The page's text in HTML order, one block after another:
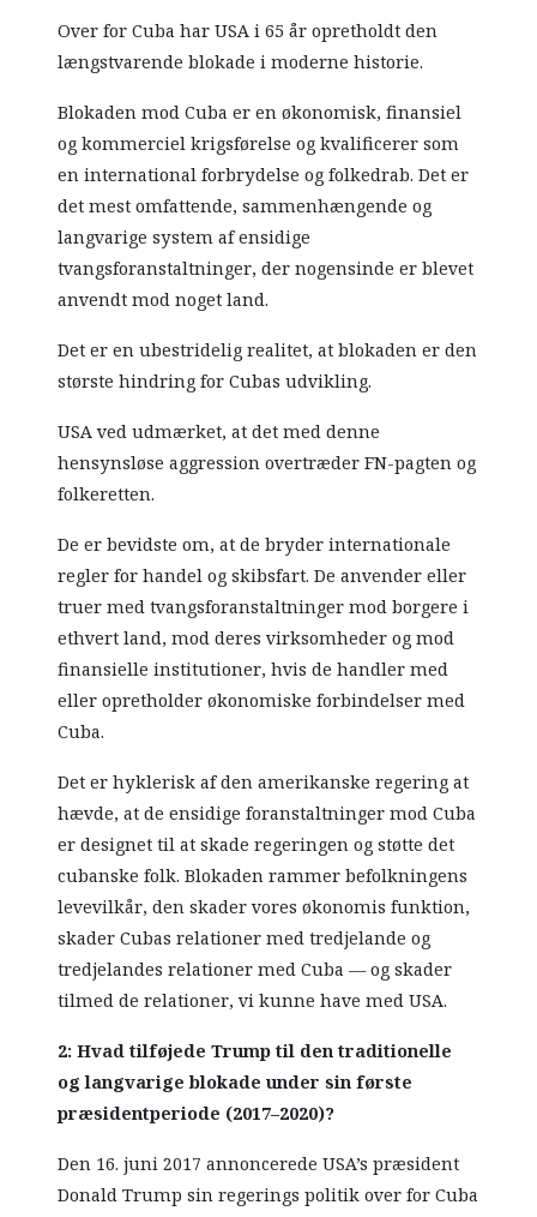
Over for Cuba har USA i 65 år opretholdt den
længstvarende blokade i moderne historie.
Blokaden mod Cuba er en økonomisk, finansiel
og kommerciel krigsførelse og kvalificerer som
en international forbrydelse og folkedrab. Det er
det mest omfattende, sammenhængende og
langvarige system af ensidige
tvangsforanstaltninger, der nogensinde er blevet
anvendt mod noget land.
Det er en ubestridelig realitet, at blokaden er den
største hindring for Cubas udvikling.
USA ved udmærket, at det med denne
hensynsløse aggression overtræder FN-pagten og
folkeretten.
De er bevidste om, at de bryder internationale
regler for handel og skibsfart. De anvender eller
truer med tvangsforanstaltninger mod borgere i
ethvert land, mod deres virksomheder og mod
finansielle institutioner, hvis de handler med
eller opretholder økonomiske forbindelser med
Cuba.
Det er hyklerisk af den amerikanske regering at
hævde, at de ensidige foranstaltninger mod Cuba
er designet til at skade regeringen og støtte det
cubanske folk. Blokaden rammer befolkningens
levevilkår, den skader vores økonomis funktion,
skader Cubas relationer med tredjelande og
tredjelandes relationer med Cuba — og skader
tilmed de relationer, vi kunne have med USA.
2: Hvad tilføjede Trump til den traditionelle
og langvarige blokade under sin første
præsidentperiode (2017–2020)?
Den 16. juni 2017 annoncerede USA’s præsident
Donald Trump sin regerings politik over for Cuba